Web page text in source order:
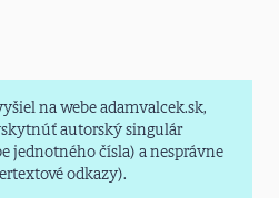
na webe adamvalcek.sk,
autorský singulár
jednotného čísla) a nesprávne
odkazy).